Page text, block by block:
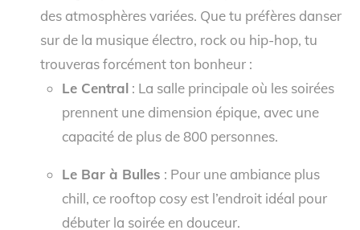
des atmosphères variées. Que tu préfères danser
sur de la musique électro, rock ou hip-hop, tu
trouveras forcément ton bonheur :
Le Central: La salle principale où les soirées
prennent une dimension épique, avec une
capacité de plus de 800 personnes.
Le Bar à Bulles : Pour une ambiance plus
chill, ce rooftop cosy est l’endroit idéal pour
débuter la soirée en douceur.